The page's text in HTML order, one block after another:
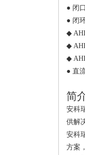
● 闭
● 闭
◆
◆
◆
● 直
简
安科
供解
安科
方案 ，